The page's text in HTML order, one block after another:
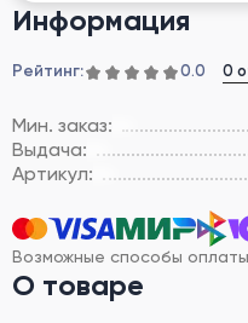
Информация
Рейтинг: 0.0 0
Мин. заказ:
Выдача:
Артикул:
Возможные способы оплаты
О товаре